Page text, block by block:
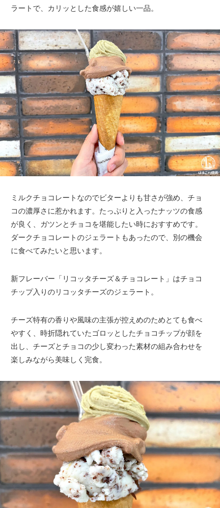
ラートで、カリッとした食感が嬉しい一品。
ミルクチョコレートなのでビターよりも甘さが強め、チョ
コの濃厚さに惹かれます。たっぷりと入ったナッツの食感
が良く、ガツンとチョコを堪能したい時におすすめです。
ダークチョコレートのジェラートもあったので、別の機会
に食べてみたいと思います。
新フレーバー「リコッタチーズ＆チョコレート」はチョコ
チップ入りのリコッタチーズのジェラート。
チーズ特有の香りや風味の主張が控えめのためとても食べ
やすく、時折隠れていたゴロッとしたチョコチップが顔を
出し、チーズとチョコの少し変わった素材の組み合わせを
楽しみながら美味しく完食。